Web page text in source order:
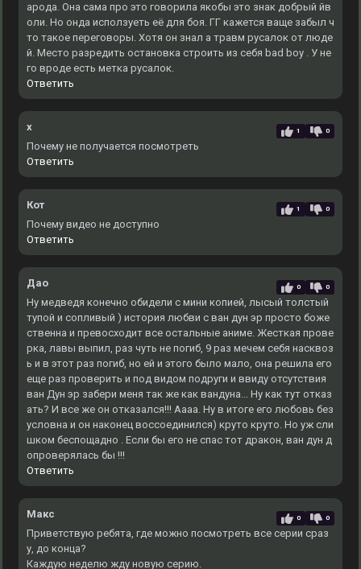
арода. Она сама про это говорила якобы это знак добрый йв
оли. Но онда исползуеть её для боя. ГГ кажется ваще забыл ч
то такое переговоры. Хотя он знал а травм русалок от люде
й. Место разредить остановка строить из себя bad boy . У не
го вроде есть метка русалок.
Ответить
x 1 0
Почему не получается посмотреть
Ответить
Кот 1 0
Почему видео не доступно
Ответить
Дао 0 0
Ну медведя конечно обидели с мини копией, лысый толстый
тупой и сопливый ) история любви с ван дун эр просто боже
ственна и превосходит все остальные аниме. Жесткая прове
рка, лавы выпил, раз чуть не погиб, 9 раз мечем себя насквоз
ь и в этот раз погиб, но ей и этого было мало, она решила его
еще раз проверить и под видом подруги и ввиду отсутствия
ван Дун эр забери меня так же как вандуна... Ну как тут отказ
ать? И все же он отказался!!! Аааа. Ну в итоге его любовь без
условна и он наконец воссоединился) круто круто. Но уж сли
шком беспощадно . Если бы его не спас тот дракон, ван дун д
опроверялась бы !!!
Ответить
Макс 0 0
Приветствую ребята, где можно посмотреть все серии сраз
у, до конца?
Каждую неделю жду новую серию.